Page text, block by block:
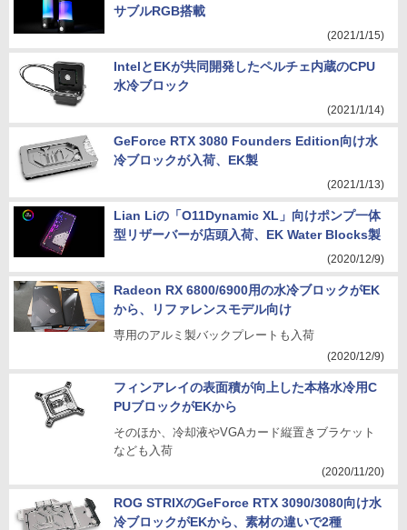
サブルRGB搭載
(2021/1/15)
IntelとEKが共同開発したペルチェ内蔵のCPU
水冷ブロック
(2021/1/14)
GeForce RTX 3080 Founders Edition向け水
冷ブロックが入荷、EK製
(2021/1/13)
Lian Liの「O11Dynamic XL」向けポンプ一体
型リザーバーが店頭入荷、EK Water Blocks製
(2020/12/9)
Radeon RX 6800/6900用の水冷ブロックがEK
から、リファレンスモデル向け
専用のアルミ製バックプレートも入荷
(2020/12/9)
フィンアレイの表面積が向上した本格水冷用C
PUブロックがEKから
そのほか、冷却液やVGAカード縦置きブラケット
なども入荷
(2020/11/20)
ROG STRIXのGeForce RTX 3090/3080向け水
冷ブロックがEKから、素材の違いで2種